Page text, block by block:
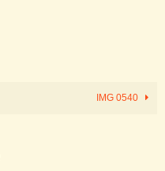
IMG 0540